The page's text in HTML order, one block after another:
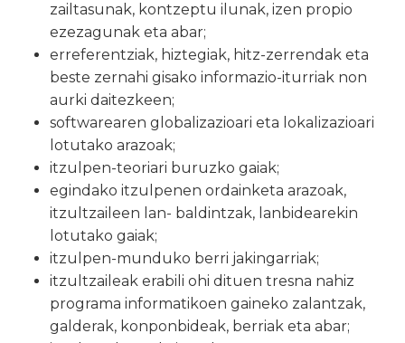
zailtasunak, kontzeptu ilunak, izen propio
ezezagunak eta abar;
erreferentziak, hiztegiak, hitz-zerrendak eta
beste zernahi gisako informazio-iturriak non
aurki daitezkeen;
softwarearen globalizazioari eta lokalizazioari
lotutako arazoak;
itzulpen-teoriari buruzko gaiak;
egindako itzulpenen ordainketa arazoak,
itzultzaileen lan- baldintzak, lanbidearekin
lotutako gaiak;
itzulpen-munduko berri jakingarriak;
itzultzaileak erabili ohi dituen tresna nahiz
programa informatikoen gaineko zalantzak,
galderak, konponbideak, berriak eta abar;